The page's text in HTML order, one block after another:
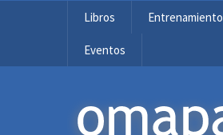
Libros Entrenamiento
Eventos
OMAPA